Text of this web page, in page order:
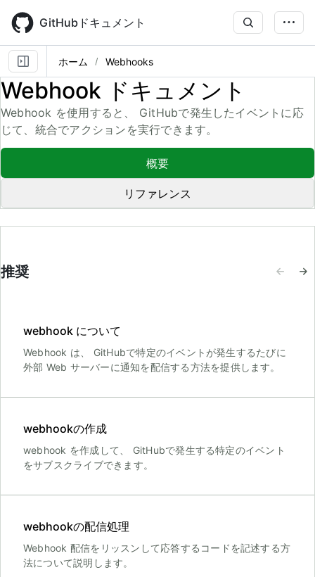
main
content
GitHubドキュメント
ホーム Webhooks
Webhook ドキュメント
Webhook を使用すると、 GitHubで発生したイベントに応
じて、統合でアクションを実行できます。
概要
リファレンス
推奨
webhook について
Webhook は、 GitHubで特定のイベントが発生するたびに
外部 Web サーバーに通知を配信する方法を提供します。
webhookの作成
webhook を作成して、 GitHubで発生する特定のイベント
をサブスクライブできます。
webhookの配信処理
Webhook 配信をリッスンして応答するコードを記述する方
法について説明します。